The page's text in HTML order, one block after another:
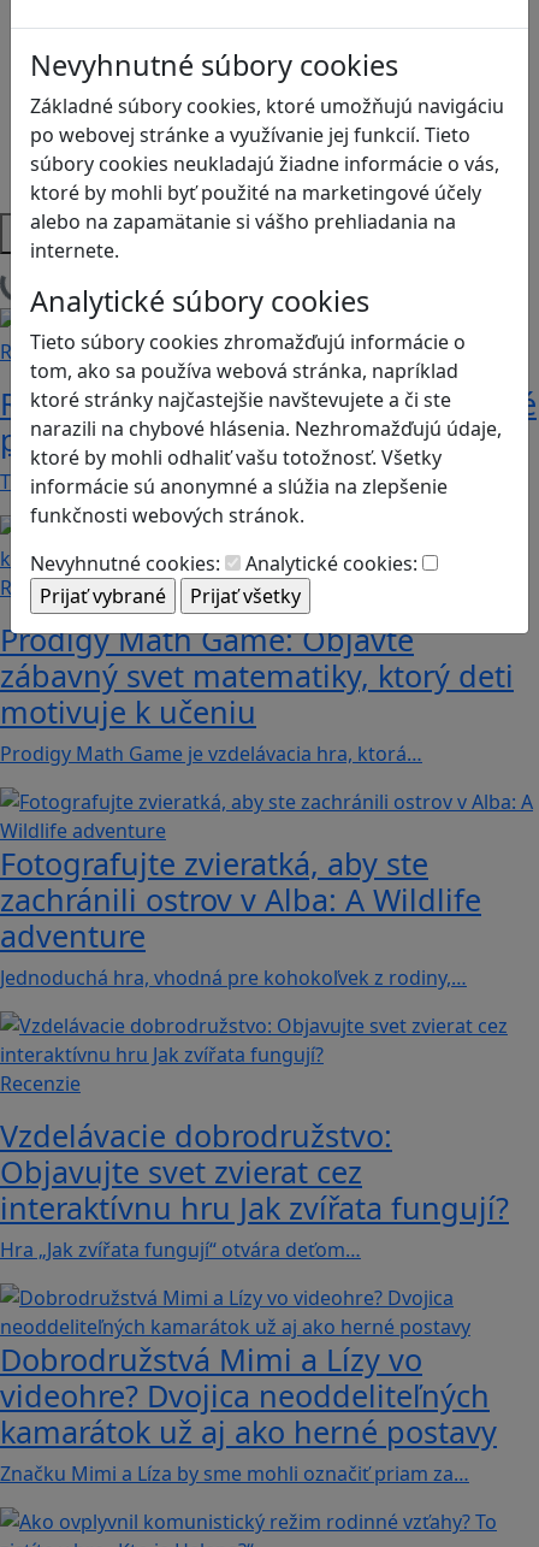
Nevyhnutné súbory cookies
Základné súbory cookies, ktoré umožňujú navigáciu
po webovej stránke a využívanie jej funkcií. Tieto
súbory cookies neukladajú žiadne informácie o vás,
ktoré by mohli byť použité na marketingové účely
alebo na zapamätanie si vášho prehliadania na
internete.
Analytické súbory cookies
Tieto súbory cookies zhromažďujú informácie o
tom, ako sa používa webová stránka, napríklad
ktoré stránky najčastejšie navštevujete a či ste
narazili na chybové hlásenia. Nezhromažďujú údaje,
ktoré by mohli odhaliť vašu totožnosť. Všetky
informácie sú anonymné a slúžia na zlepšenie
funkčnosti webových stránok.
Nevyhnutné cookies:
Analytické cookies:
Ľudské práva a tolerancia
Motorika a koncentrácia
Programovanie/Technika
Sociálne zručnosti a kooperácia
Strategické myslenie
Zdravie a pohyb
Platformy
Načítam blogy
Recenzie
Rébusy sú hlavolamy do vrecka, ktoré
potrápia aj logiku
Tieto kartičky poskytnú skvelú zábavu pre celú…
Recenzie
Prodigy Math Game: Objavte
zábavný svet matematiky, ktorý deti
motivuje k učeniu
Prodigy Math Game je vzdelávacia hra, ktorá…
Fotografujte zvieratká, aby ste
zachránili ostrov v Alba: A Wildlife
adventure
Jednoduchá hra, vhodná pre kohokoľvek z rodiny,…
Recenzie
Vzdelávacie dobrodružstvo:
Objavujte svet zvierat cez
interaktívnu hru Jak zvířata fungují?
Hra „Jak zvířata fungují“ otvára deťom…
Dobrodružstvá Mimi a Lízy vo
videohre? Dvojica neoddeliteľných
kamarátok už aj ako herné postavy
Značku Mimi a Líza by sme mohli označiť priam za…